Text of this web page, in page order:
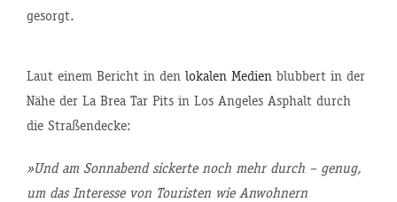
gesorgt.
Laut einem Bericht in den lokalen Medien blubbert in der
Nähe der La Brea Tar Pits in Los Angeles Asphalt durch
die Straßendecke:
»Und am Sonnabend sickerte noch mehr durch – genug,
um das Interesse von Touristen wie Anwohnern